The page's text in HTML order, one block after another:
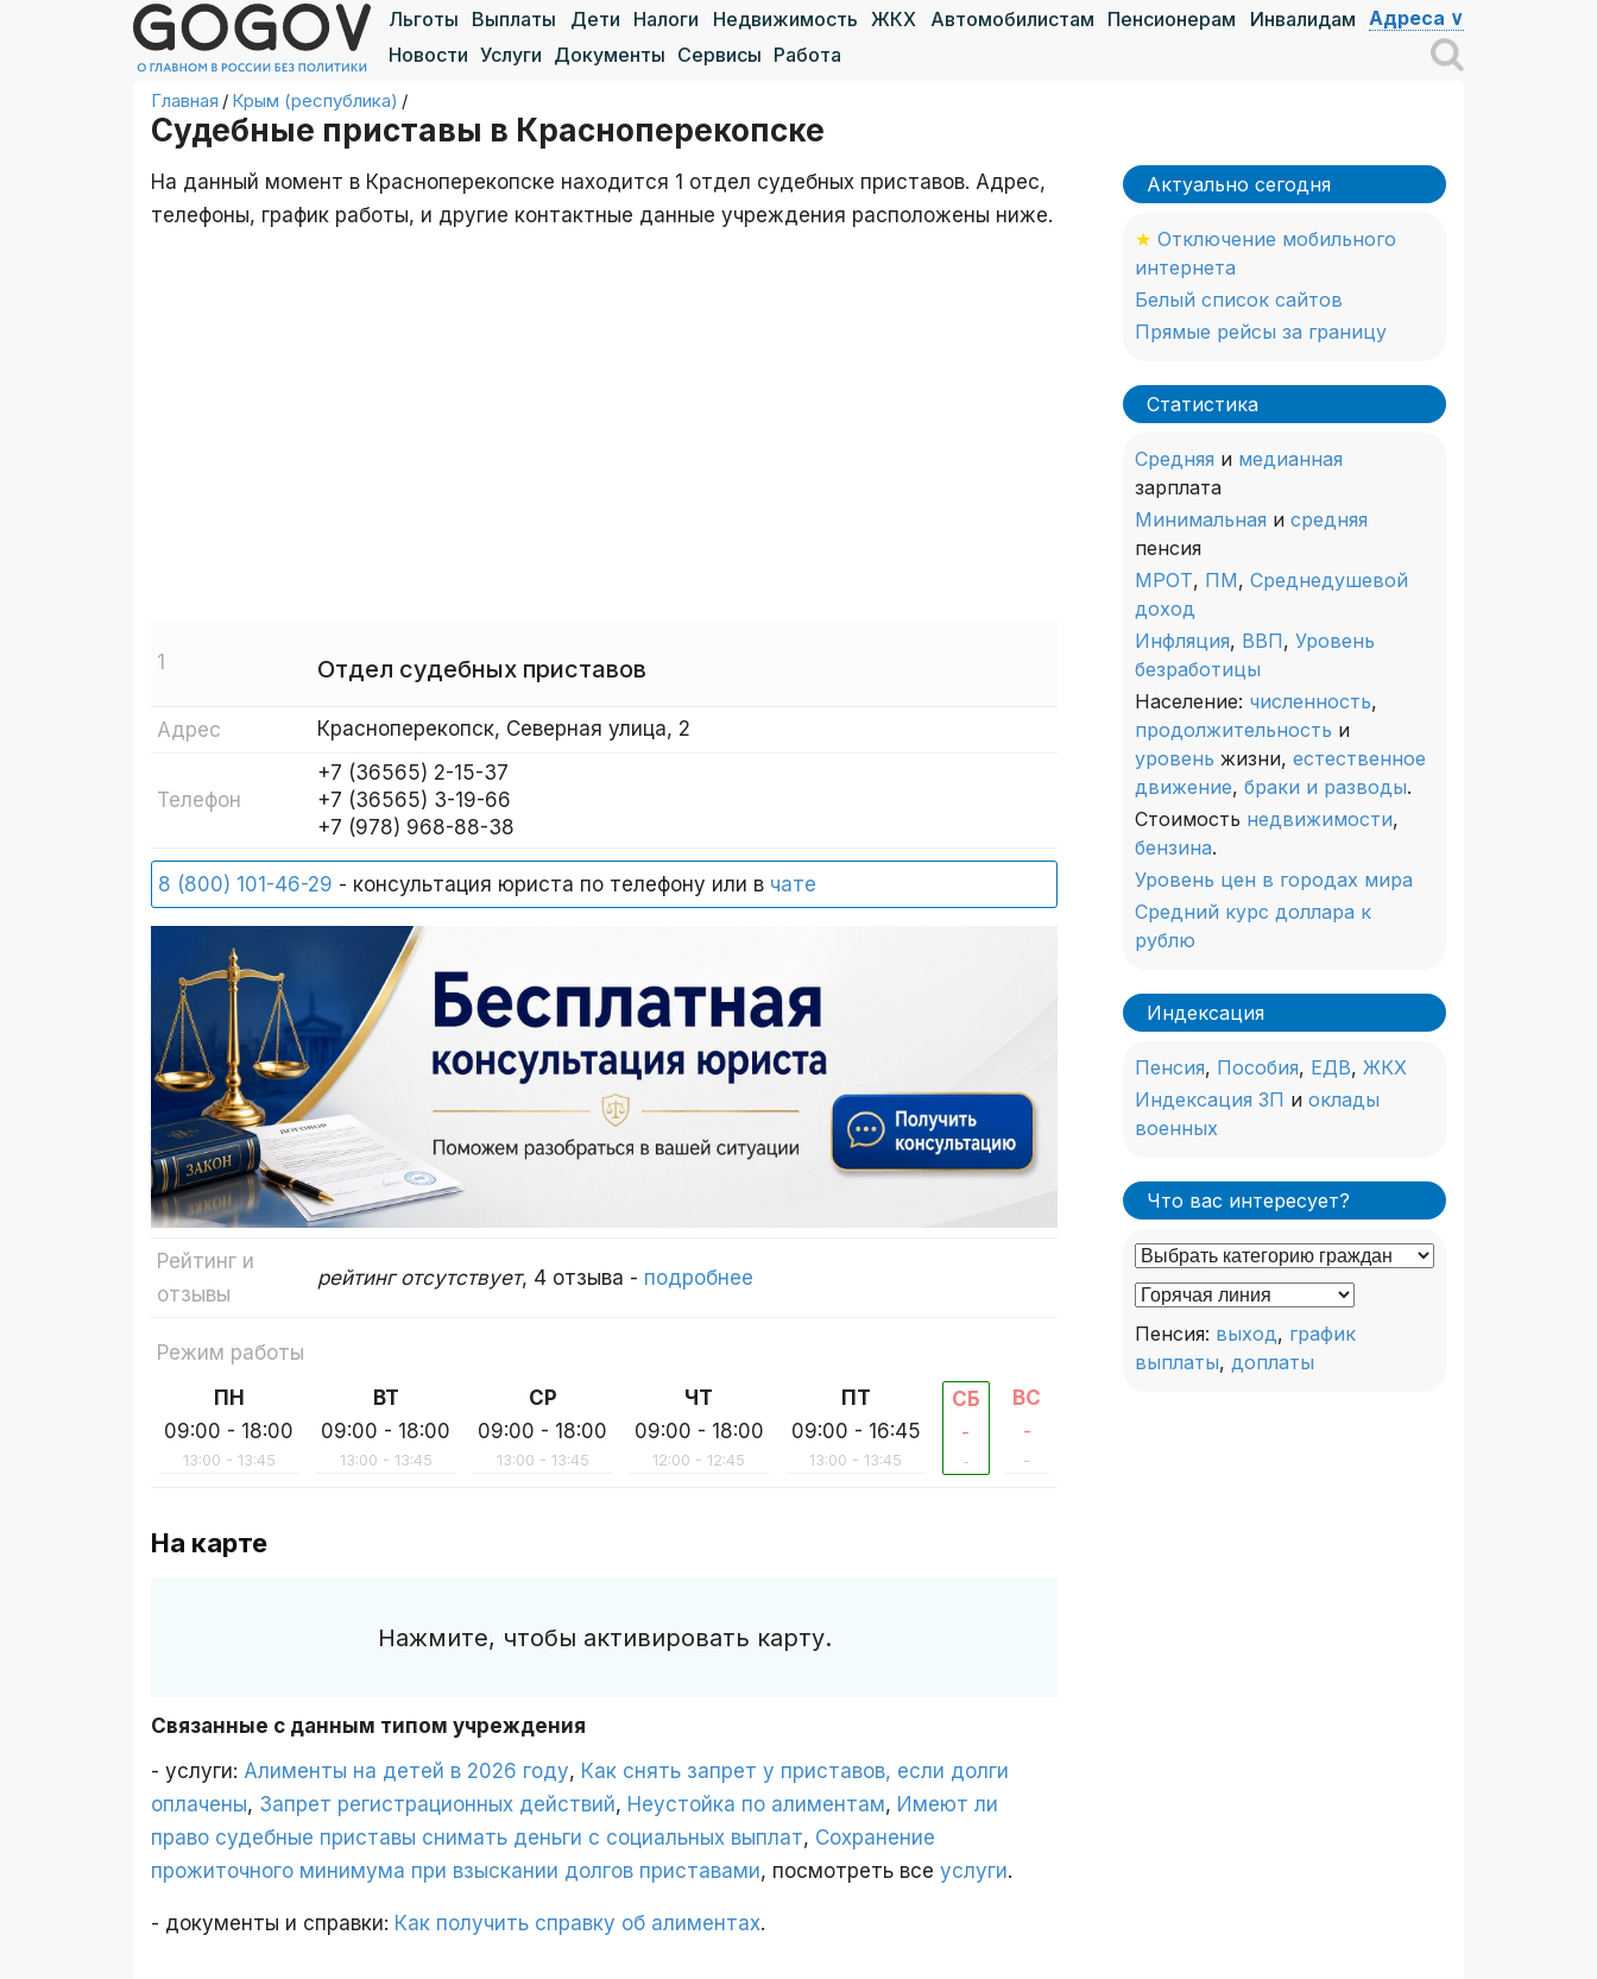
Льготы Выплаты Дети Налоги Недвижимость ЖКХ Автомобилистам Пенсионерам Инвалидам Адреса ∨
Новости Услуги Документы Сервисы Работа
Главная / Крым (республика) /
Судебные приставы в Красноперекопске
На данный момент в Красноперекопске находится 1 отдел судебных приставов. Адрес,
телефоны, график работы, и другие контактные данные учреждения расположены ниже.
1 Отдел судебных приставов
Адрес Красноперекопск, Северная улица, 2
Телефон
+7 (36565) 2-15-37
+7 (36565) 3-19-66
+7 (978) 968-88-38
8 (800) 101-46-29 - консультация юриста по телефону или в чате
Рейтинг и
отзывы
рейтинг отсутствует, 4 отзыва - подробнее
Режим работы
ПН
09:00 - 18:00
13:00 - 13:45
ВТ
09:00 - 18:00
13:00 - 13:45
СР
09:00 - 18:00
13:00 - 13:45
ЧТ
09:00 - 18:00
12:00 - 12:45
ПТ
09:00 - 16:45
13:00 - 13:45
СБ
-
-
ВС
-
-
На карте
Нажмите, чтобы активировать карту.
Связанные с данным типом учреждения
- услуги: Алименты на детей в 2026 году, Как снять запрет у приставов, если долги
оплачены, Запрет регистрационных действий, Неустойка по алиментам, Имеют ли
право судебные приставы снимать деньги с социальных выплат, Сохранение
прожиточного минимума при взыскании долгов приставами, посмотреть все услуги.
- документы и справки: Как получить справку об алиментах.
Актуально сегодня
★ Отключение мобильного
интернета
Белый список сайтов
Прямые рейсы за границу
Статистика
Средняя и медианная
зарплата
Минимальная и средняя
пенсия
МРОТ, ПМ, Среднедушевой
доход
Инфляция, ВВП, Уровень
безработицы
Население: численность,
продолжительность и
уровень жизни, естественное
движение, браки и разводы.
Стоимость недвижимости,
бензина.
Уровень цен в городах мира
Средний курс доллара к
рублю
Индексация
Пенсия, Пособия, ЕДВ, ЖКХ
Индексация ЗП и оклады
военных
Что вас интересует?
Пенсия: выход, график
выплаты, доплаты